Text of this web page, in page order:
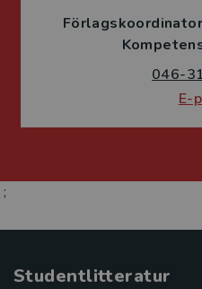
Förlagskoordinator
046-
E-
;
Studentlitteratur